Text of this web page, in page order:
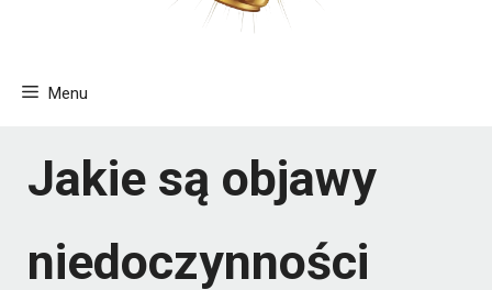
Menu
Jakie są objawy
niedoczynności